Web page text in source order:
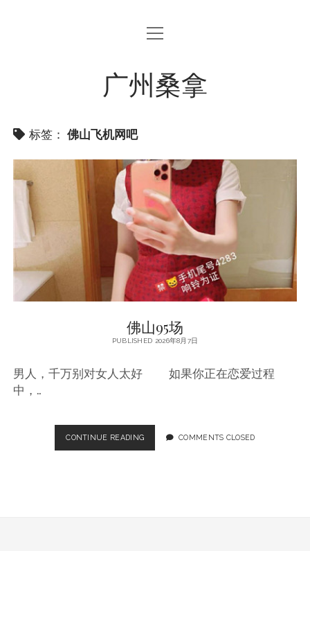
open
menu
广州桑拿
标签： 佛山飞机网吧
佛山95场
PUBLISHED 2026年8月7日
男人，千万别对女人太好 如果你正在恋爱过程
中，…
CONTINUE READING佛
山
COMMENTS CLOSED